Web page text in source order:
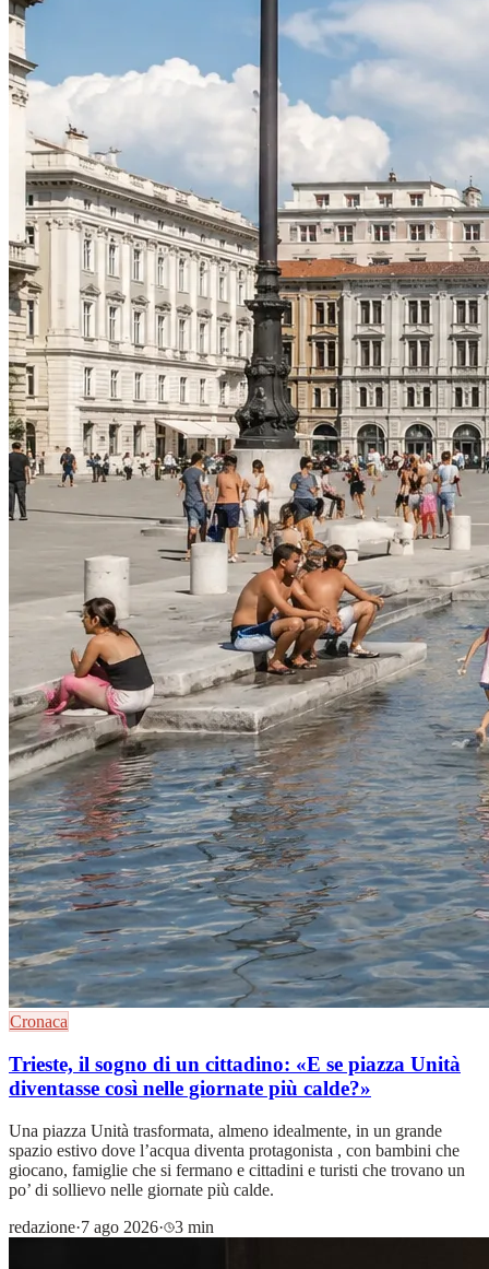
Cronaca
Trieste, il sogno di un cittadino: «E se piazza Unità
diventasse così nelle giornate più calde?»
Una piazza Unità trasformata, almeno idealmente, in un grande
spazio estivo dove l’acqua diventa protagonista , con bambini che
giocano, famiglie che si fermano e cittadini e turisti che trovano un
po’ di sollievo nelle giornate più calde.
redazione·7 ago 2026· 3 min